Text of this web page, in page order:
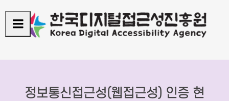
정보통신접근성(웹접근성) 인증 현